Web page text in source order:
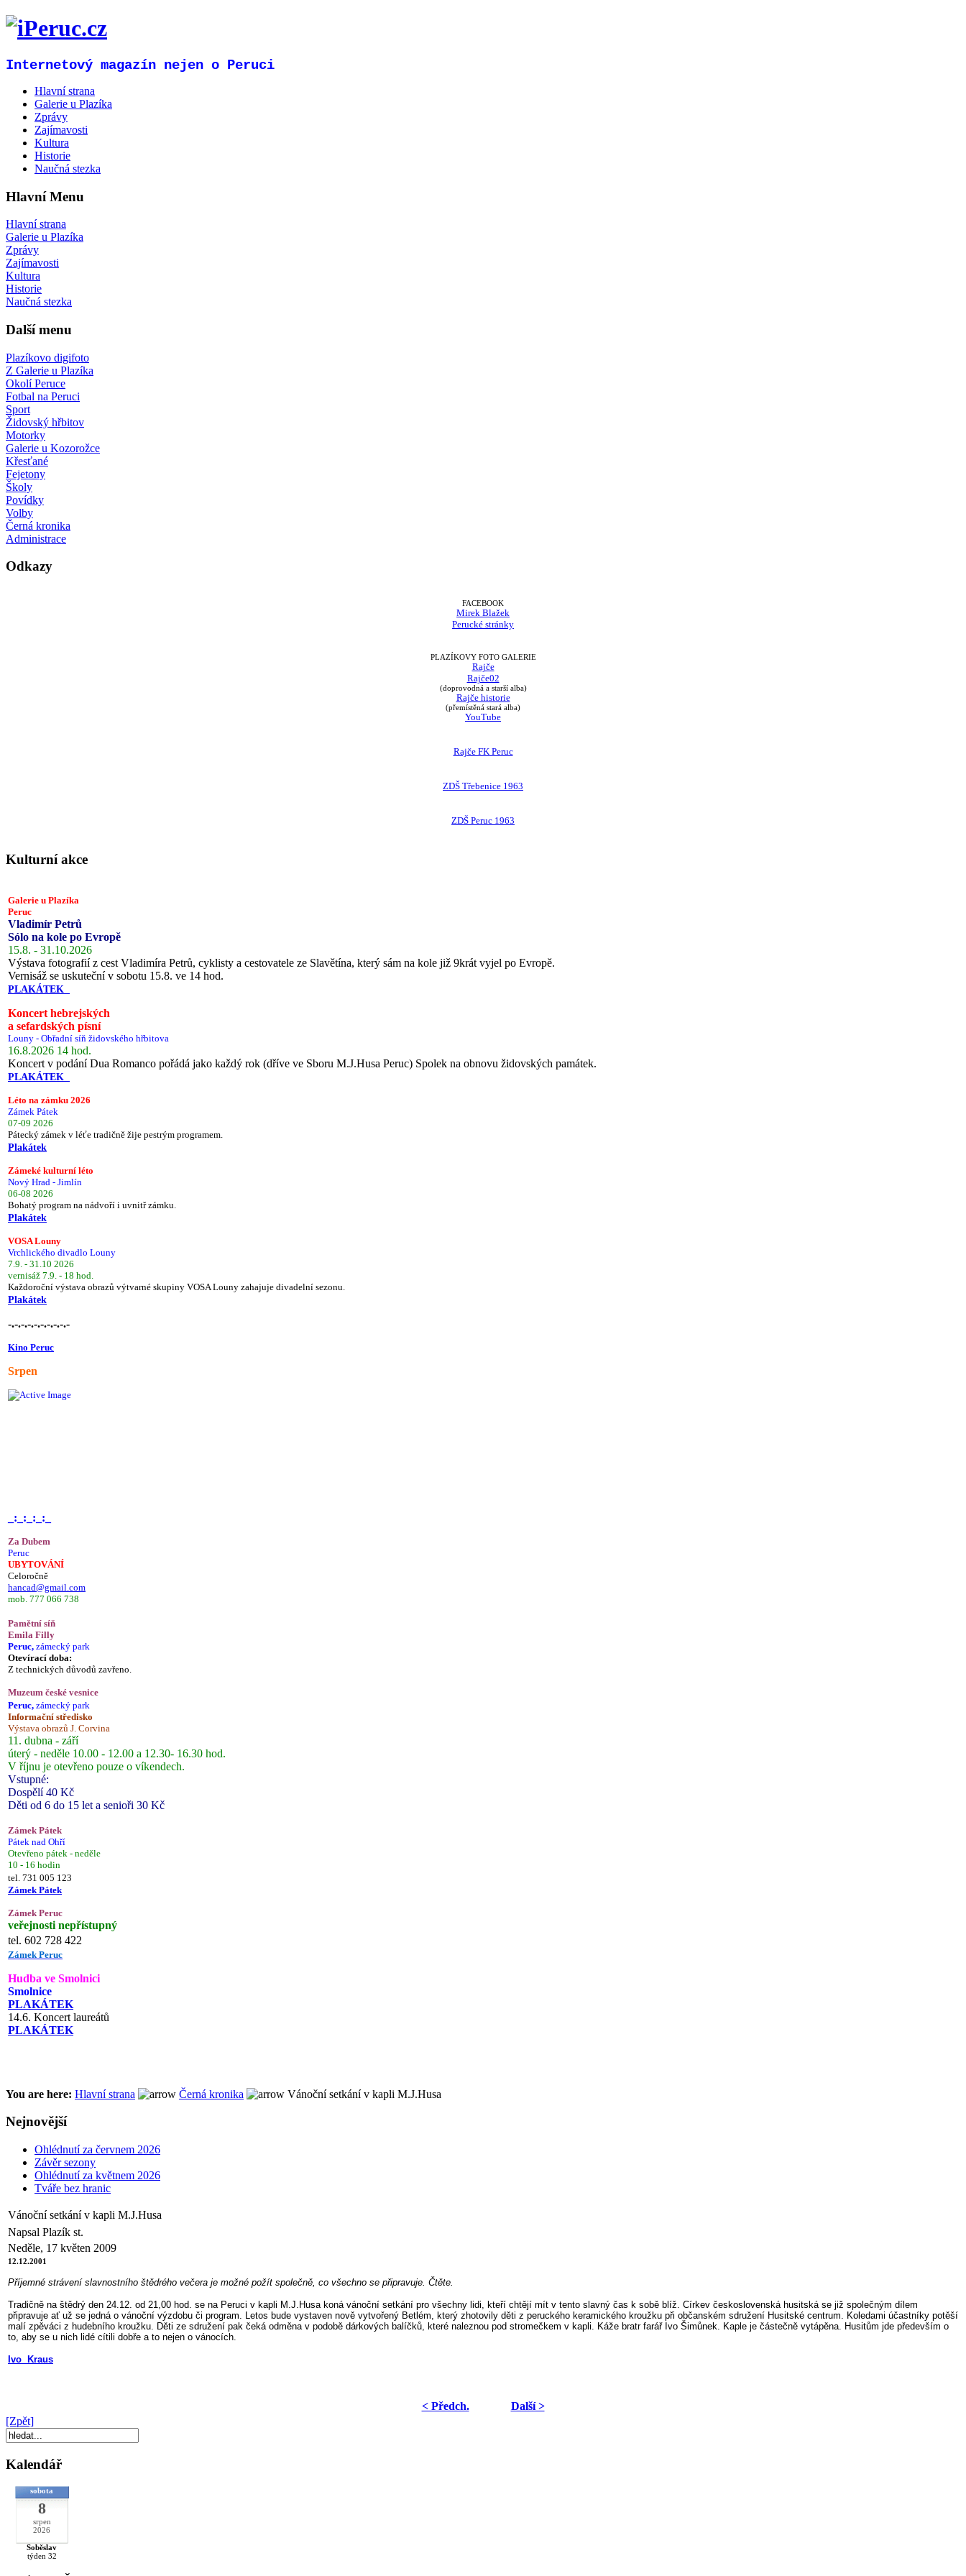
Internetový magazín nejen o Peruci
Hlavní strana
Galerie u Plazíka
Zprávy
Zajímavosti
Kultura
Historie
Naučná stezka
Hlavní Menu
Hlavní strana
Galerie u Plazíka
Zprávy
Zajímavosti
Kultura
Historie
Naučná stezka
Další menu
Plazíkovo digifoto
Z Galerie u Plazíka
Okolí Peruce
Fotbal na Peruci
Sport
Židovský hřbitov
Motorky
Galerie u Kozorožce
Křesťané
Fejetony
Školy
Povídky
Volby
Černá kronika
Administrace
Odkazy
FACEBOOK
Mirek Blažek
Perucké stránky
PLAZÍKOVY FOTO GALERIE
Rajče
Rajče02
(doprovodná a starší alba)
Rajče historie
(přemístěná stará alba)
YouTube
Rajče FK Peruc
ZDŠ Třebenice 1963
ZDŠ Peruc 1963
Kulturní akce
Galerie u Plazíka
Peruc
Vladimír Petrů
Sólo na kole po Evropě
15.8. - 31.10.2026
Výstava fotografií z cest Vladimíra Petrů, cyklisty a cestovatele ze Slavětína, který sám na kole již 9krát vyjel po Evropě.
Vernisáž se uskuteční v sobotu 15.8. ve 14 hod.
PLAKÁTEK
Koncert hebrejských
a sefardských písní
Louny - Obřadní síň židovského hřbitova
16.8.2026 14 hod.
Koncert v podání Dua Romanco pořádá jako každý rok (dříve ve Sboru M.J.Husa Peruc) Spolek na obnovu židovských památek.
PLAKÁTEK
Léto na zámku 2026
Zámek Pátek
07-09 2026
Pátecký zámek v léťe tradičně žije pestrým programem.
Plakátek
Zámeké kulturní léto
Nový Hrad - Jimlín
06-08 2026
Bohatý program na nádvoří i uvnitř zámku.
Plakátek
VOSA Louny
Vrchlického divadlo Louny
7.9. - 31.10 2026
vernisáž 7.9. - 18 hod.
Každoroční výstava obrazů výtvarné skupiny VOSA Louny zahajuje divadelní sezonu.
Plakátek
-.-.-.-.-.-.-.-.-.-
Kino Peruc
Srpen
_:_:_:_:_
Za Dubem
Peruc
UBYTOVÁNÍ
Celoročně
hancad@gmail.com
mob. 777 066 738
Pamětní síň
Emila Filly
Peruc, zámecký park
Otevírací doba:
Z technických důvodů zavřeno.
Muzeum české vesnice
Peruc, zámecký park
Informační středisko
Výstava obrazů J. Corvina
11. dubna - září
úterý - neděle 10.00 - 12.00 a 12.30- 16.30 hod.
V říjnu je otevřeno pouze o víkendech.
Vstupné:
Dospělí 40 Kč
Děti od 6 do 15 let a senioři 30 Kč
Zámek Pátek
Pátek nad Ohří
Otevřeno pátek - neděle
10 - 16 hodin
tel. 731 005 123
Zámek Pátek
Zámek Peruc
veřejnosti nepřístupný
tel. 602 728 422
Zámek Peruc
Hudba ve Smolnici
Smolnice
PLAKÁTEK
14.6. Koncert laureátů
PLAKÁTEK
You are here: Hlavní strana Černá kronika Vánoční setkání v kapli M.J.Husa
Nejnovější
Ohlédnutí za červnem 2026
Závěr sezony
Ohlédnutí za květnem 2026
Tváře bez hranic
Vánoční setkání v kapli M.J.Husa
Napsal Plazík st.
Neděle, 17 květen 2009
12.12.2001
Příjemné strávení slavnostního štědrého večera je možné požít společně, co všechno se připravuje. Čtěte.
Tradičně na štědrý den 24.12. od 21,00 hod. se na Peruci v kapli M.J.Husa koná vánoční setkání pro všechny lidi, kteří chtějí mít v tento slavný čas k sobě blíž. Církev československá husitská se již společným dílem
připravuje ať už se jedná o vánoční výzdobu či program. Letos bude vystaven nově vytvořený Betlém, který zhotovily děti z peruckého keramického kroužku při občanském sdružení Husitské centrum. Koledami účastníky potěší
malí zpěváci z hudebního kroužku. Děti ze sdružení pak čeká odměna v podobě dárkových balíčků, které naleznou pod stromečkem v kapli. Káže bratr farář Ivo Šimůnek. Kaple je částečně vytápěna. Husitům jde především o
to, aby se u nich lidé cítili dobře a to nejen o vánocích.
Ivo Kraus
< Předch.
Další >
[Zpět]
Kalendář
sobota
8
srpen
2026
Soběslav
týden 32